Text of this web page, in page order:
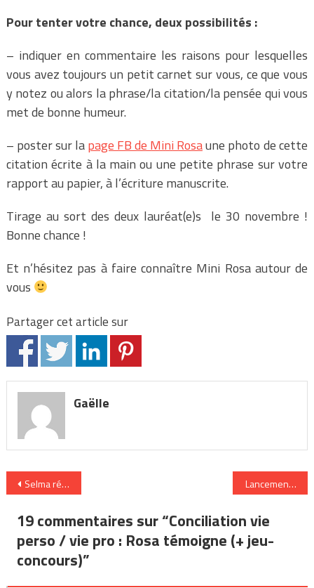
Pour tenter votre chance, deux possibilités :
– indiquer en commentaire les raisons pour lesquelles
vous avez toujours un petit carnet sur vous, ce que vous
y notez ou alors la phrase/la citation/la pensée qui vous
met de bonne humeur.
– poster sur lapage FB de Mini Rosaune photo de cette
citation écrite à la main ou une petite phrase sur votre
rapport au papier, à l’écriture manuscrite.
Tirage au sort des deux lauréat(e)s le 30 novembre !
Bonne chance !
Et n’hésitez pas à faire connaître Mini Rosa autour de
vous
Partager cet article sur
Gaëlle
Navigation
de
l’article
Selma répond au quizz Métro/Boulot/Perso Lancement
19 commentaires sur “Conciliation vie
perso / vie pro : Rosa témoigne (+ jeu-
concours)”